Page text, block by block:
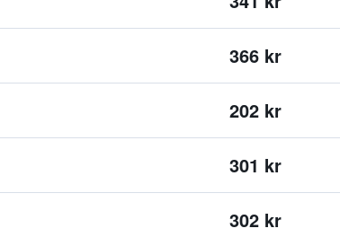
366 kr
202 kr
301 kr
302 kr